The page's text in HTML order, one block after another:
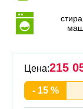
Цена:215
- 15 %